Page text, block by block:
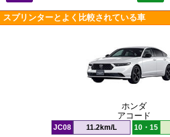
スプリンターとよく比較されている車
ホンダ
アコード
JC08 11.2km/L 10・15